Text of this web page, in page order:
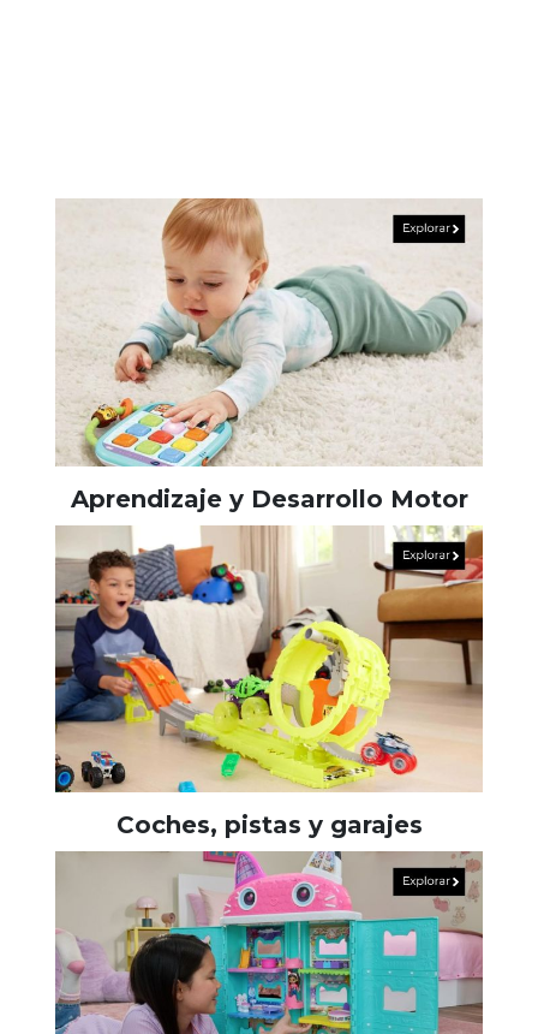
Aprendizaje y Desarrollo Motor
Coches, pistas y garajes